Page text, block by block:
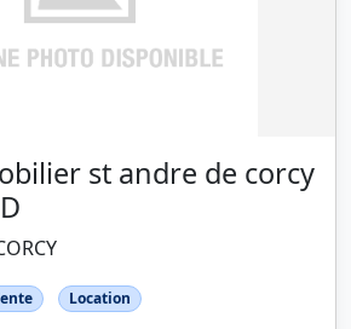
st andre de corcy
Location